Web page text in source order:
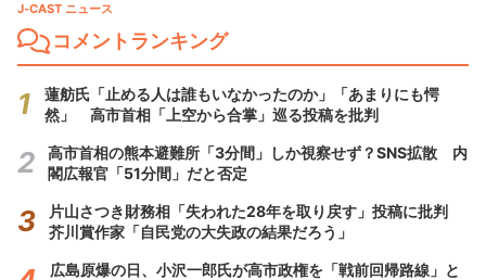
J-CAST ニュース
コメントランキング
蓮舫氏「止める人は誰もいなかったのか」「あまりにも愕
然」 高市首相「上空から合掌」巡る投稿を批判
高市首相の熊本避難所「3分間」しか視察せず？SNS拡散 内
閣広報官「51分間」だと否定
片山さつき財務相「失われた28年を取り戻す」投稿に批判
芥川賞作家「自民党の大失政の結果だろう」
広島原爆の日、小沢一郎氏が高市政権を「戦前回帰路線」と